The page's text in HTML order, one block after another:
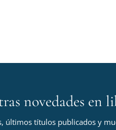
novedades en
últimos títulos publicados y